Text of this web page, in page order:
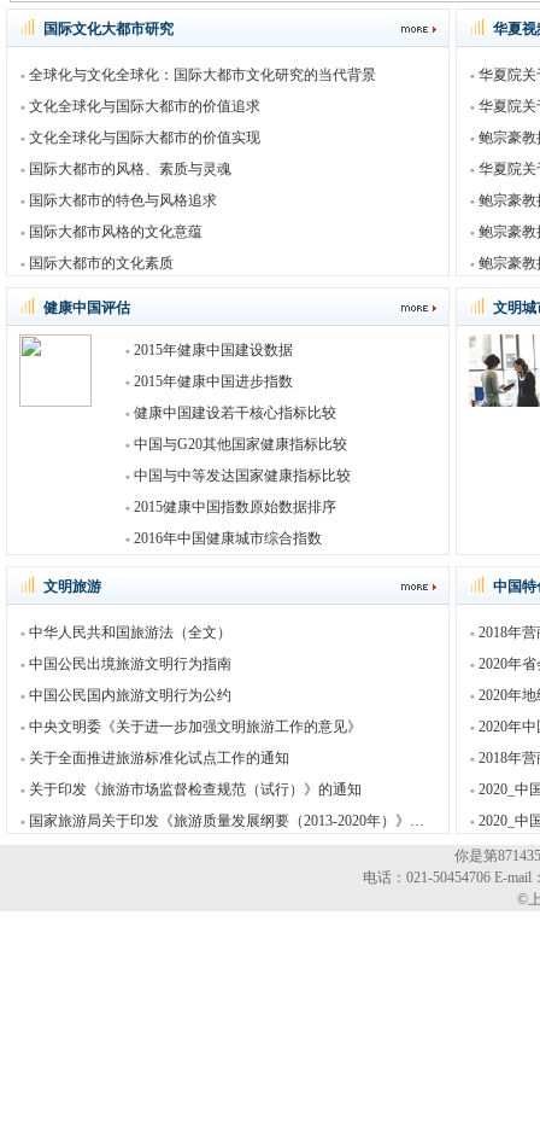
国际文化大都市研究
全球化与文化全球化：国际大都市文化研究的当代背景
文化全球化与国际大都市的价值追求
文化全球化与国际大都市的价值实现
国际大都市的风格、素质与灵魂
国际大都市的特色与风格追求
国际大都市风格的文化意蕴
国际大都市的文化素质
华夏视
华夏院关
华夏院关
鲍宗豪教
华夏院关
鲍宗豪教
鲍宗豪教
鲍宗豪教
健康中国评估
2015年健康中国建设数据
2015年健康中国进步指数
健康中国建设若干核心指标比较
中国与G20其他国家健康指标比较
中国与中等发达国家健康指标比较
2015健康中国指数原始数据排序
2016年中国健康城市综合指数
文明城
文明旅游
中华人民共和国旅游法（全文）
中国公民出境旅游文明行为指南
中国公民国内旅游文明行为公约
中央文明委《关于进一步加强文明旅游工作的意见》
关于全面推进旅游标准化试点工作的通知
关于印发《旅游市场监督检查规范（试行）》的通知
国家旅游局关于印发《旅游质量发展纲要（2013-2020年）》的通知
中国特
2018年
2020年
2020年
2020年
2018年
2020_中
2020_中
你是第
电话：021-50454706 E-
©